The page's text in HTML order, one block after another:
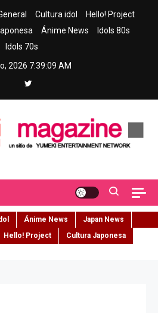
Cultura idol
Hello! Project
Ánime News
Idols 80s
Idols 70s
2026 7:39:10 AM
Ánime News
Japan News
Hello! Project
Cultura Japonesa